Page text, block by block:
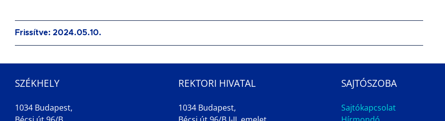
Frissítve: 2024.05.10.
SZÉKHELY
1034 Budapest,
REKTORI HIVATAL
1034 Budapest,
SAJTÓSZOBA
Sajtókapcsolat